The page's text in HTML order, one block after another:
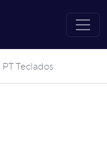
PT Teclados